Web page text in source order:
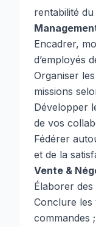
rentabilité
Encadrer,
d’employés
Organiser
missions
Développer
de vos
Fédérer
et de la
Vente &
Élaborer des
Conclure les
commandes ;